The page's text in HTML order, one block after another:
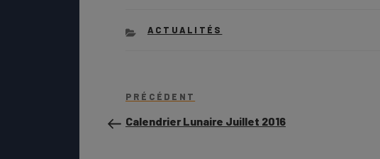
CATEGORIES
ACTUALITÉS
Navigation
de
l’article
Article
PRÉCÉDENT
Calendrier Lunaire Juillet 2016